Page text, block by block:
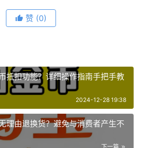
赞 (0)
抵扣功能？详细操作指南手把手教
2024-12-28 19:38
理由退换货？避免与消费者产生不